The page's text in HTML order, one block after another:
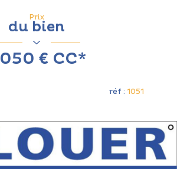
Prix
du bien
€ CC*
réf : 1051